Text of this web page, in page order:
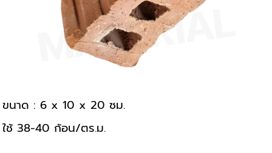
ขนาด : 6 x 10 x 20 ซม.
ใช้ 38-40 ก้อน/ตร.ม.